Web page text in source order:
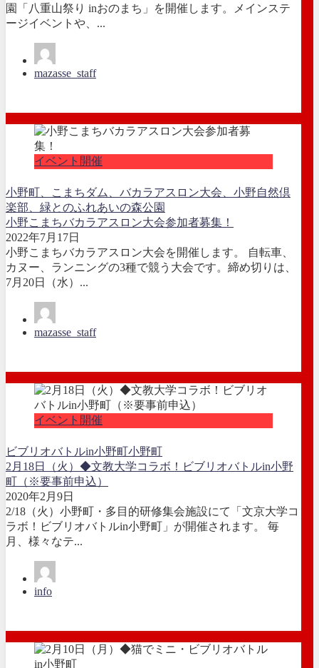
園「八重山祭り inおのまち」を開催します。メインステ
ージイベントや、...
mazasse_staff
イベント開催
小野町、こまちダム、バカラアスロン大会、小野自然倶
楽部、緑とのふれあいの森公園
小野こまちバカラアスロン大会参加者募集！
2022年7月17日
小野こまちバカラアスロン大会を開催します。 自転車、
カヌー、ランニングの3種で競う大会です。締め切りは、
7月20日（水）...
mazasse_staff
イベント開催
ビブリオバトルin小野町小野町
2月18日（火）◆文教大学コラボ！ビブリオバトルin小野
町（※要事前申込）
2020年2月9日
2/18（火）小野町・多目的研修集会施設にて「文京大学コ
ラボ！ビブリオバトルin小野町」が開催されます。 毎
月、様々なテ...
info